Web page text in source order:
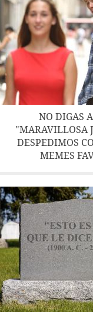
NO DIGAS
"MARAVILLOSA
DESPEDIMOS
MEMES